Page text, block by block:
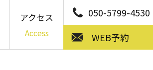
アクセス
Access
050-5799-4530
WEB予約